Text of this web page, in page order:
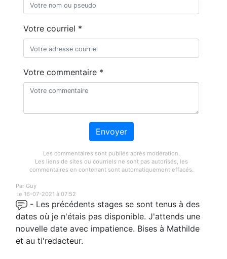
Votre courriel *
Votre commentaire *
Envoyer
Les commentaires sont publiés après modération.
Les liens de sites ou courriels ne sont pas autorisés, les
commentaires en contenant sont automatiquement effacés.
Par Guy
le 16-07-2021 à 07:52
- Les précédents stages se sont tenus à des
dates où je n'étais pas disponible. J'attends une
nouvelle date avec impatience. Bises à Mathilde
et au ti'redacteur.